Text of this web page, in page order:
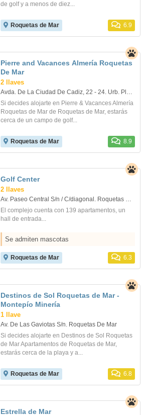
de golf y a menos de diez...
Roquetas de Mar 6.9
Pierre and Vacances Almería Roquetas
De Mar
2 llaves
Avda. De La Ciudad De Cadiz, 22 - 24. Urb. Playaserena Sur - Ro
Si decides alojarte en Pierre & Vacances Almería
Roquetas de Mar de Roquetas de Mar, estarás
cerca de un campo de golf...
Roquetas de Mar 8.9
Golf Center
2 llaves
Av. Paseo Central S/n / C/diagonal. Roquetas De Mar
El complejo cuenta con 139 apartamentos, un
hall de entrada...
Se admiten mascotas
Roquetas de Mar 6.3
Destinos de Sol Roquetas de Mar -
Montepío Minería
1 llave
Av. De Las Gaviotas S/n. Roquetas De Mar
Si decides alojarte en Destinos de Sol Roquetas
de Mar Apartamentos de Roquetas de Mar,
estarás cerca de la playa y a...
Roquetas de Mar 6.8
Estrella de Mar